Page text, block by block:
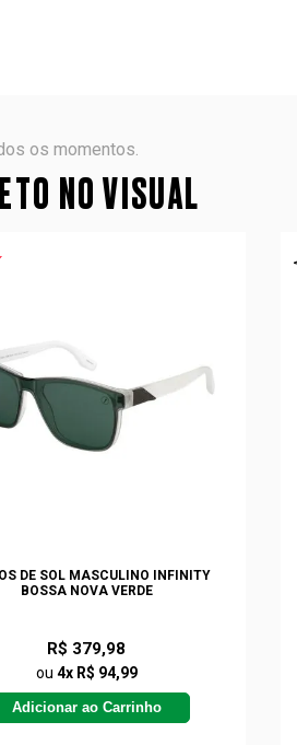
os momentos.
NO VISUAL
DE SOL MASCULINO INFINITY
BOSSA NOVA VERDE
R$ 379,98
ou 4x R$ 94,99
Adicionar ao Carrinho